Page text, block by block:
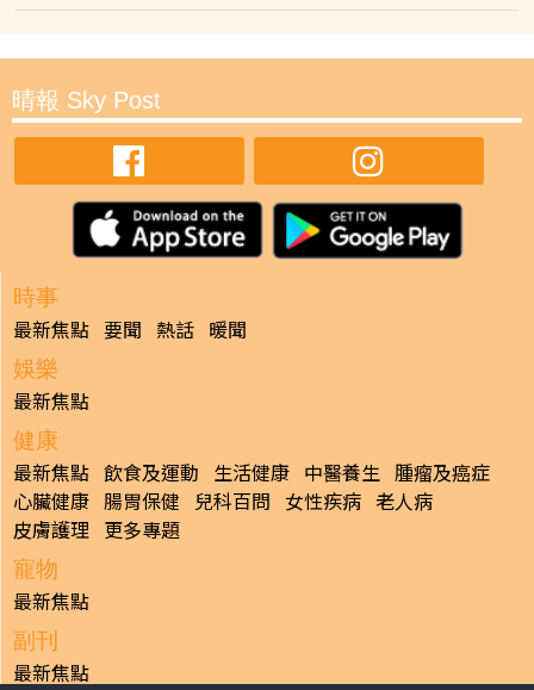
晴報 Sky Post
時事
最新焦點 要聞 熱話 暖聞
娛樂
最新焦點
健康
最新焦點 飲食及運動 生活健康 中醫養生 腫瘤及癌症
心臟健康 腸胃保健 兒科百問 女性疾病 老人病
皮膚護理 更多專題
寵物
最新焦點
副刊
最新焦點